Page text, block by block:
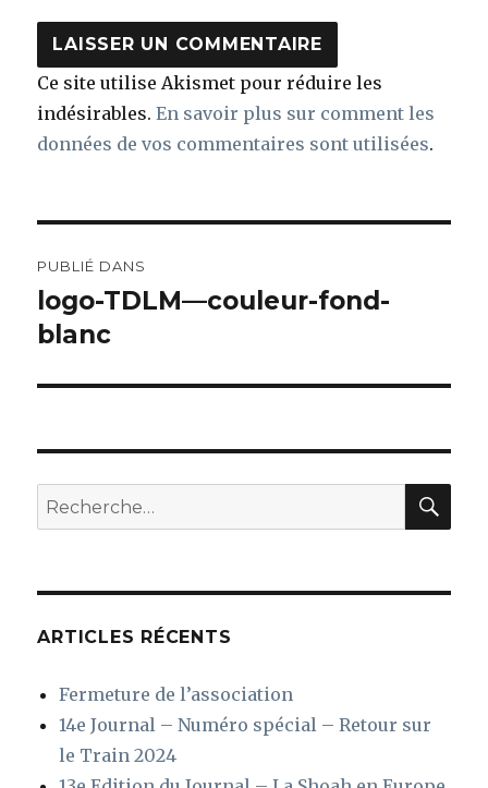
Ce site utilise Akismet pour réduire les
indésirables.En savoir plus sur comment les
données de vos commentaires sont utilisées.
de
l’article
PUBLIÉ DANS
logo-TDLM—couleur-fond-
blanc
Recherche
pour
ARTICLES RÉCENTS
Fermeture de l’association
14e Journal – Numéro spécial – Retour sur
le Train 2024